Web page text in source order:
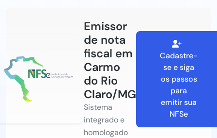
Emissor
de nota
fiscal em
Carmo
do Rio
Claro/MG
Sistema
integrado e
homologado
Cadastre-
se e siga
os passos
para
emitir sua
NFSe